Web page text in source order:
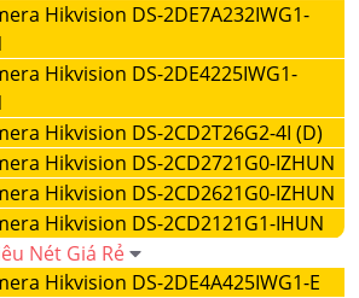
Hikvision DS-2DE7A232IWG1-
Hikvision DS-2DE4225IWG1-
Hikvision DS-2CD2T26G2-4I (D)
Hikvision DS-2CD2721G0-IZHUN
Hikvision DS-2CD2621G0-IZHUN
Hikvision DS-2CD2121G1-IHUN
Nét Giá Rẻ
Hikvision DS-2DE4A425IWG1-E